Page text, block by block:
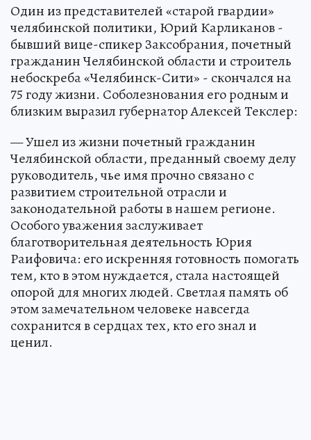
Один из представителей «старой гвардии»
челябинской политики, Юрий Карликанов -
бывший вице-спикер Заксобрания, почетный
гражданин Челябинской области и строитель
небоскреба «Челябинск-Сити» - скончался на
75 году жизни. Соболезнования его родным и
близким выразил губернатор Алексей Текслер:
— Ушел из жизни почетный гражданин
Челябинской области, преданный своему делу
руководитель, чье имя прочно связано с
развитием строительной отрасли и
законодательной работы в нашем регионе.
Особого уважения заслуживает
благотворительная деятельность Юрия
Раифовича: его искренняя готовность помогать
тем, кто в этом нуждается, стала настоящей
опорой для многих людей. Светлая память об
этом замечательном человеке навсегда
сохранится в сердцах тех, кто его знал и
ценил.